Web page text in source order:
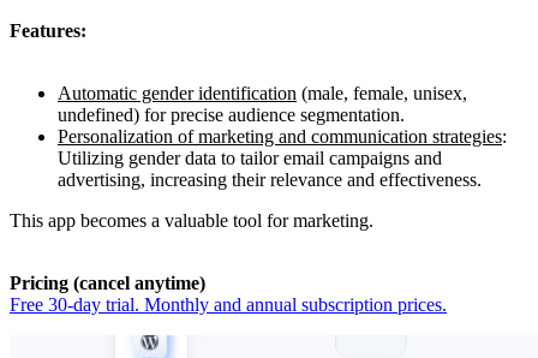
Features:
Automatic gender identification (male, female, unisex,
undefined) for precise audience segmentation.
Personalization of marketing and communication strategies:
Utilizing gender data to tailor email campaigns and
advertising, increasing their relevance and effectiveness.
This app becomes a valuable tool for marketing.
Pricing (cancel anytime)
Free 30-day trial. Monthly and annual subscription prices.